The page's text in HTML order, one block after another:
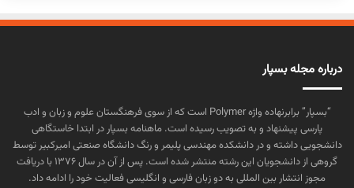
درباره مجله بسپار
“بسپار” برابرنهاده واژه Polymer است که از سوی فرهنگستان علوم و زبان و ادب
پارسی پیشنهاد و به تصویب رسیده است. ماهنامه بسپار در ابتدا خاستگاهی
دانشجویی داشته و در دانشکده مهندسی پلیمر و رنگ دانشگاه صنعتی امیرکبیر توسط
گروهی از دانشجویان این رشته منتشر شده است. پس از آن در سال ۱۳۷۶ با دریافت
مجوز انتشار بین المللی به دو زبان فارسی و انگلیسی فعالیت خود را ادامه داد.